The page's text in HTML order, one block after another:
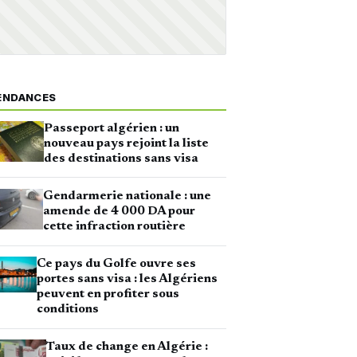
Passeport algérien : un
nouveau pays rejoint la liste
des destinations sans visa
Gendarmerie nationale : une
amende de 4 000 DA pour
cette infraction routière
Ce pays du Golfe ouvre ses
portes sans visa : les Algériens
peuvent en profiter sous
conditions
Taux de change en Algérie :